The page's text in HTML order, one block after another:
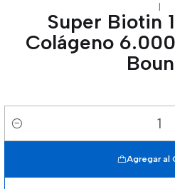
|
Super Biotin
Colágeno
Cantidad
Agregar al